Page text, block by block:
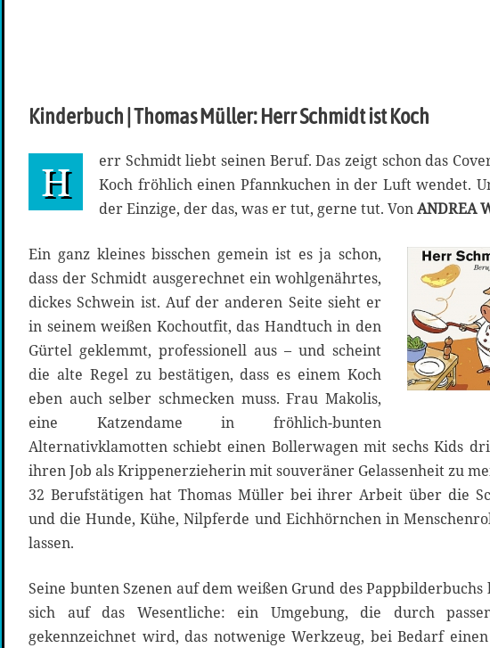
Kinderbuch | Thomas Müller: Herr Schmidt ist Koch
H
err Schmidt liebt seinen Beruf. Das zeigt schon das
Koch fröhlich einen Pfannkuchen in der Luft wendet. Und er ist nicht
der Einzige, der das, was er tut, gerne tut. VonANDREA
Ein ganz kleines bisschen gemein ist es ja schon,
dass der Schmidt ausgerechnet ein wohlgenährtes,
dickes Schwein ist. Auf der anderen Seite sieht er
in seinem weißen Kochoutfit, das Handtuch in den
Gürtel geklemmt, professionell aus – und scheint
die alte Regel zu bestätigen, dass es einem Koch
eben auch selber schmecken muss. Frau Makolis,
eine Katzendame in fröhlich-bunten
Alternativklamotten schiebt einen Bollerwagen mit sechs Kids
ihren Job als Krippenerzieherin mit souveräner Gelassenheit zu
32 Berufstätigen hat Thomas Müller bei ihrer Arbeit über die
und die Hunde, Kühe, Nilpferde und Eichhörnchen in
lassen.
Seine bunten Szenen auf dem weißen Grund des
sich auf das Wesentliche: ein Umgebung, die durch
gekennzeichnet wird, das notwenige Werkzeug, bei Bedarf